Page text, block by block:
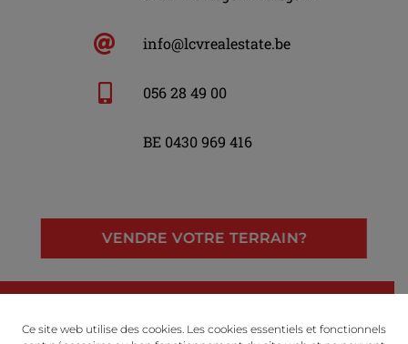
info@lcvrealestate.be
056 28 49 00
BE 0430 969 416
VENDRE VOTRE TERRAIN?
Ce site web utilise des cookies. Les cookies essentiels et fonctionnels